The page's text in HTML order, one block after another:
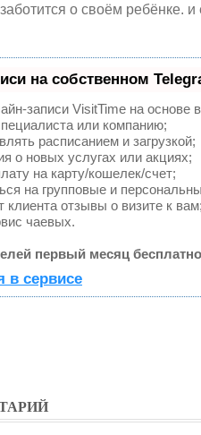
о своём ребёнке. и
на собственном
записи VisitTime на основе
или компанию;
расписанием и загрузкой;
о новых услугах или акциях;
на карту/кошелек/счет;
на групповые и
отзывы о визите к
чаевых.
первый месяц
в сервисе